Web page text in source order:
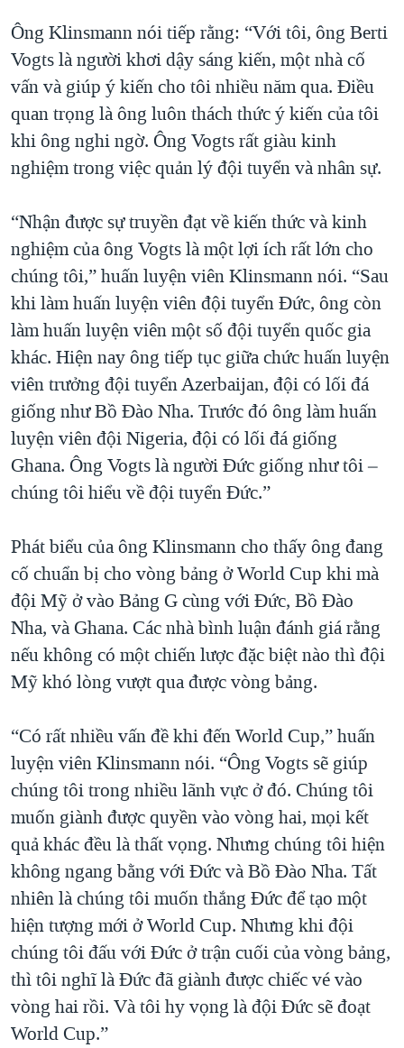
Ông Klinsmann nói tiếp rằng: “Với tôi, ông Berti
Vogts là người khơi dậy sáng kiến, một nhà cố
vấn và giúp ý kiến cho tôi nhiều năm qua. Điều
quan trọng là ông luôn thách thức ý kiến của tôi
khi ông nghi ngờ. Ông Vogts rất giàu kinh
nghiệm trong việc quản lý đội tuyển và nhân sự.
“Nhận được sự truyền đạt về kiến thức và kinh
nghiệm của ông Vogts là một lợi ích rất lớn cho
chúng tôi,” huấn luyện viên Klinsmann nói. “Sau
khi làm huấn luyện viên đội tuyển Đức, ông còn
làm huấn luyện viên một số đội tuyển quốc gia
khác. Hiện nay ông tiếp tục giữa chức huấn luyện
viên trưởng đội tuyển Azerbaijan, đội có lối đá
giống như Bồ Ðào Nha. Trước đó ông làm huấn
luyện viên đội Nigeria, đội có lối đá giống
Ghana. Ông Vogts là người Đức giống như tôi –
chúng tôi hiểu về đội tuyển Đức.”
Phát biểu của ông Klinsmann cho thấy ông đang
cố chuẩn bị cho vòng bảng ở World Cup khi mà
đội Mỹ ở vào Bảng G cùng với Đức, Bồ Ðào
Nha, và Ghana. Các nhà bình luận đánh giá rằng
nếu không có một chiến lược đặc biệt nào thì đội
Mỹ khó lòng vượt qua được vòng bảng.
“Có rất nhiều vấn đề khi đến World Cup,” huấn
luyện viên Klinsmann nói. “Ông Vogts sẽ giúp
chúng tôi trong nhiều lãnh vực ở đó. Chúng tôi
muốn giành được quyền vào vòng hai, mọi kết
quả khác đều là thất vọng. Nhưng chúng tôi hiện
không ngang bằng với Đức và Bồ Ðào Nha. Tất
nhiên là chúng tôi muốn thắng Đức để tạo một
hiện tượng mới ở World Cup. Nhưng khi đội
chúng tôi đấu với Đức ở trận cuối của vòng bảng,
thì tôi nghĩ là Đức đã giành được chiếc vé vào
vòng hai rồi. Và tôi hy vọng là đội Đức sẽ đoạt
World Cup.”